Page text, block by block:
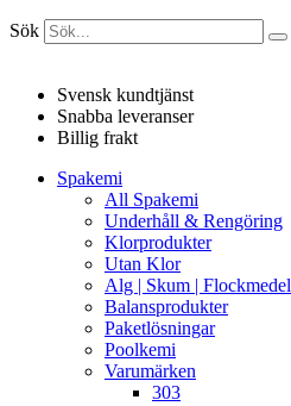
Sök
Svensk kundtjänst
Snabba leveranser
Billig frakt
Spakemi
All Spakemi
Underhåll & Rengöring
Klorprodukter
Utan Klor
Alg | Skum | Flockmedel
Balansprodukter
Paketlösningar
Poolkemi
Varumärken
303